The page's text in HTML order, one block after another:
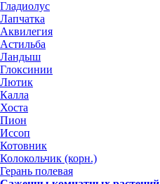
Гладиолус
Лапчатка
Аквилегия
Астильба
Ландыш
Глоксинии
Лютик
Калла
Хоста
Пион
Иссоп
Котовник
Колокольчик (корн.)
Герань полевая